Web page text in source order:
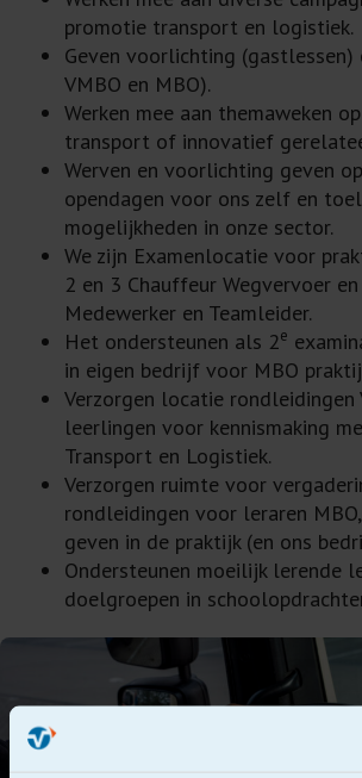
promotie transport en logistiek.
Geven voorlichting (gastlessen)
VMBO en MBO).
Werken mee aan themaweken
transport of innovatief
Werven en voorlichting geven
opendagen voor ons zelf en
mogelijkheden in onze sector.
We zijn Examenlocatie voor
2 en 3 Chauffeur Wegvervoer
Medewerker en Teamleider.
Het ondersteunen als 2e
in eigen bedrijf voor MBO
Verzorgen locatie rondleidingen
leerlingen voor kennismaking
Transport en Logistiek.
Verzorgen ruimte voor
rondleidingen voor leraren
geven in de praktijk (en ons
Ondersteunen moeilijk lerende
doelgroepen in